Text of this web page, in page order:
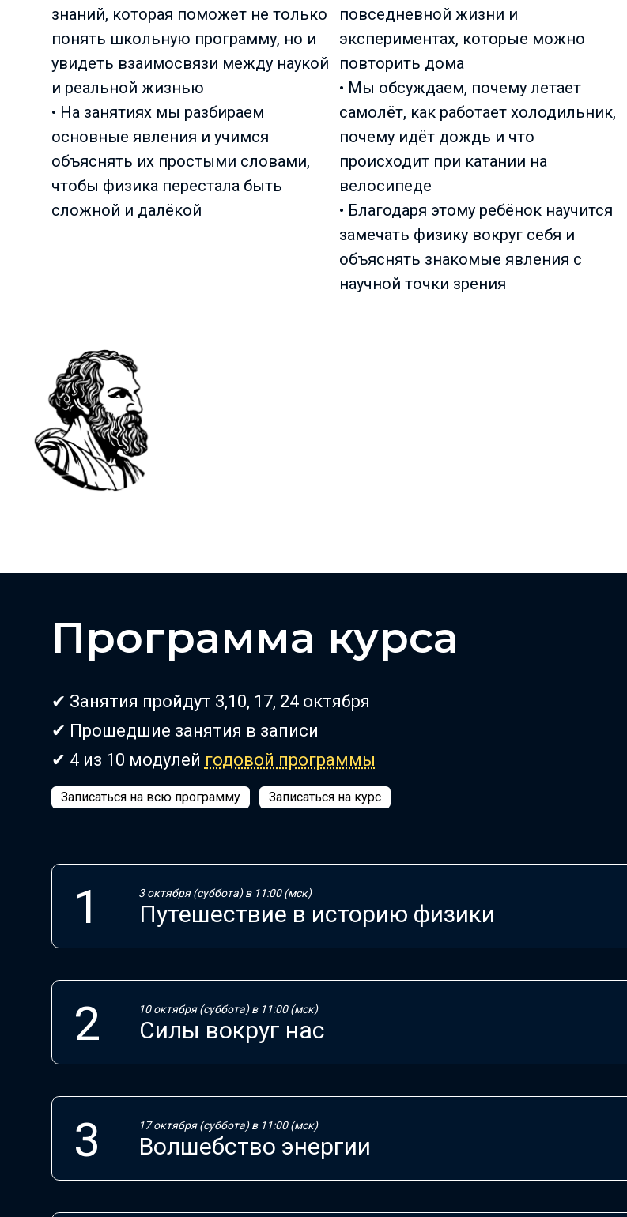
знаний, которая поможет не только
понять школьную программу, но и
увидеть взаимосвязи между наукой
и реальной жизнью
• На занятиях мы разбираем
основные явления и учимся
объяснять их простыми словами,
чтобы физика перестала быть
сложной и далёкой
повседневной жизни и
экспериментах, которые можно
повторить дома
• Мы обсуждаем, почему летает
самолёт, как работает холодильник,
почему идёт дождь и что
происходит при катании на
велосипеде
• Благодаря этому ребёнок научится
замечать физику вокруг себя и
объяснять знакомые явления с
научной точки зрения
Программа курса
✔ Занятия пройдут 3,10, 17, 24 октября
✔ Прошедшие занятия в записи
✔ 4 из 10 модулей годовой программы
Записаться на всю программу Записаться на курс
3 октября (суббота) в 11:00 (мск)
Путешествие в историю физики
10 октября (суббота) в 11:00 (мск)
Силы вокруг нас
17 октября (суббота) в 11:00 (мск)
Волшебство энергии